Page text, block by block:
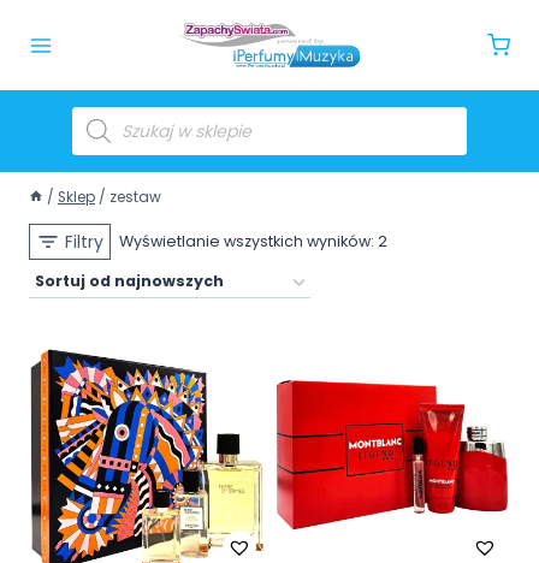
/ Sklep / zestaw
Filtry Wyświetlanie wszystkich wyników: 2